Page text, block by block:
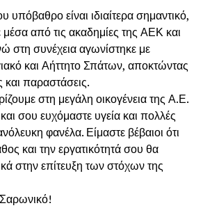
υπόβαθρο είναι ιδιαίτερα σημαντικό,
από τις ακαδημίες της ΑΕΚ και
στη συνέχεια αγωνίστηκε με
και Αήττητο Σπάτων, αποκτώντας
και παραστάσεις.
στη μεγάλη οικογένεια της Α.Ε.
σου ευχόμαστε υγεία και πολλές
φανέλα. Είμαστε βέβαιοι ότι
και την εργατικότητά σου θα
στην επίτευξη των στόχων της